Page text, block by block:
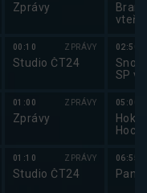
Zprávy
00:10 ZPRÁVY
Studio ČT24
01:00 ZPRÁVY
Zprávy
01:10 ZPRÁVY
Studio ČT24
02:50
SP ve
05:00
06:55